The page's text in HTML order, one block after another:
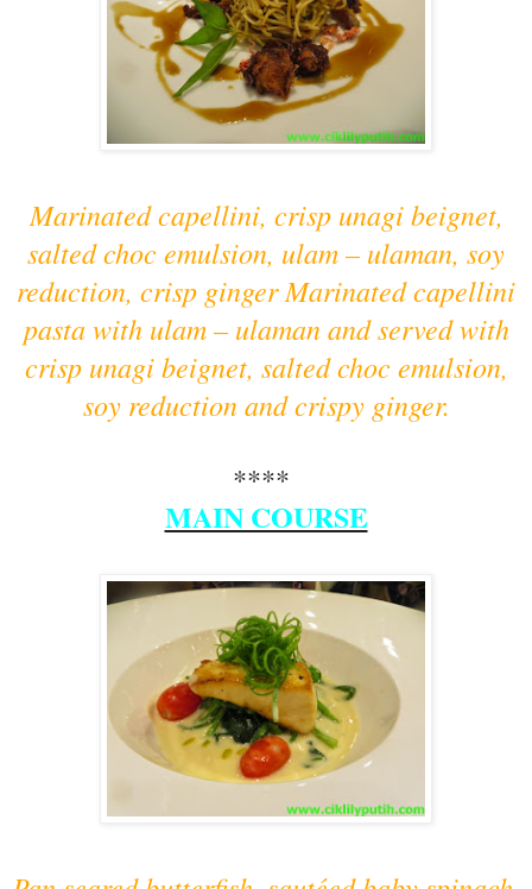
Marinated capellini, crisp unagi beignet,
salted choc emulsion, ulam – ulaman, soy
reduction, crisp ginger Marinated capellini
pasta with ulam – ulaman and served with
crisp unagi beignet, salted choc emulsion,
soy reduction and crispy ginger.
****
MAIN COURSE